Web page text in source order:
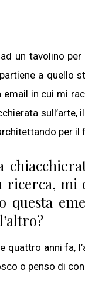
un tavolino
a
in cui mi
per il
mi
questa
quattro anni fa,
o penso di